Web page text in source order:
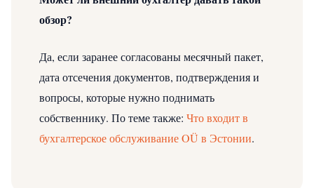
обзор?
Да, если заранее согласованы месячный пакет,
дата отсечения документов, подтверждения и
вопросы, которые нужно поднимать
собственнику. По теме также: Что входит в
бухгалтерское обслуживание OÜ в Эстонии.